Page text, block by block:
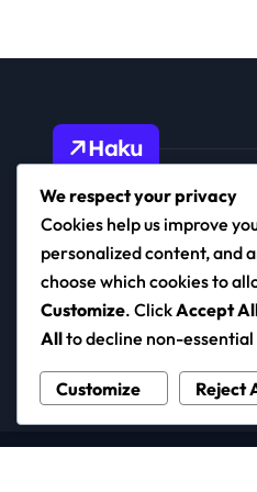
Haku
Search
for:
We respect your privacy
Cookies help us improve
personalized content, and
choose which cookies to
Customize. ClickAccept
Allto decline non-essential
Customize Reject